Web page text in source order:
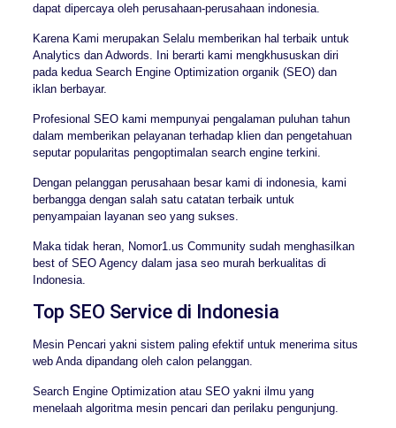
dapat dipercaya oleh perusahaan-perusahaan indonesia.
Karena Kami merupakan Selalu memberikan hal terbaik untuk
Analytics dan Adwords. Ini berarti kami mengkhususkan diri
pada kedua Search Engine Optimization organik (SEO) dan
iklan berbayar.
Profesional SEO kami mempunyai pengalaman puluhan tahun
dalam memberikan pelayanan terhadap klien dan pengetahuan
seputar popularitas pengoptimalan search engine terkini.
Dengan pelanggan perusahaan besar kami di indonesia, kami
berbangga dengan salah satu catatan terbaik untuk
penyampaian layanan seo yang sukses.
Maka tidak heran, Nomor1.us Community sudah menghasilkan
best of SEO Agency dalam jasa seo murah berkualitas di
Indonesia.
Top SEO Service di Indonesia
Mesin Pencari yakni sistem paling efektif untuk menerima situs
web Anda dipandang oleh calon pelanggan.
Search Engine Optimization atau SEO yakni ilmu yang
menelaah algoritma mesin pencari dan perilaku pengunjung.